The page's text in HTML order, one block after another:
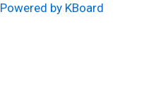
Powered by KBoard